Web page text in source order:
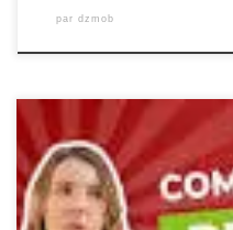
par dzmob
Améliorer le Référencement
Référencement sur YouTube